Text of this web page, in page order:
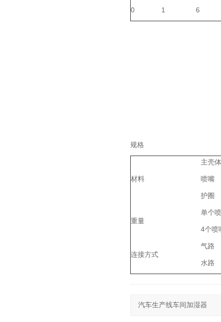
0 1 6
规格
材料
主壳体
喷嘴
护圈
重量
单个
4个喷
连接方式
气路
水路